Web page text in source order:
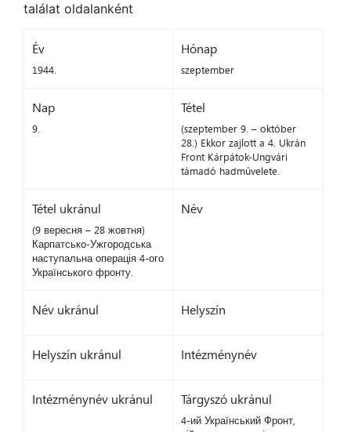
találat oldalanként
Év
1944.
Hónap
szeptember
Nap
9.
Tétel
(szeptember 9. – október
28.) Ekkor zajlott a 4. Ukrán
Front Kárpátok-Ungvári
támadó hadművelete.
Tétel ukránul
(9 вересня – 28 жовтня)
Карпатсько-Ужгородська
наступальна операція 4-ого
Українського фронту.
Név
Név ukránul Helyszín
Helyszín ukránul Intézménynév
Intézménynév ukránul Tárgyszó ukránul
4-ий Український Фронт,